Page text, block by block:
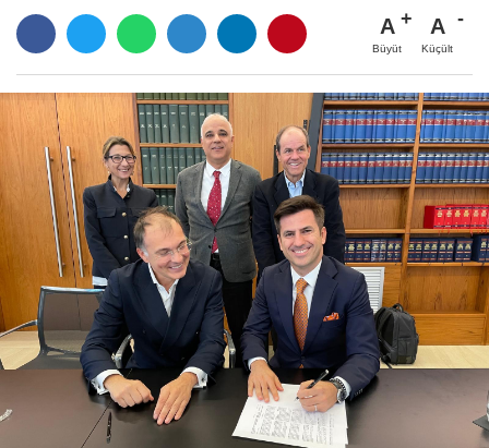
A
Büyüt
A
Küçült